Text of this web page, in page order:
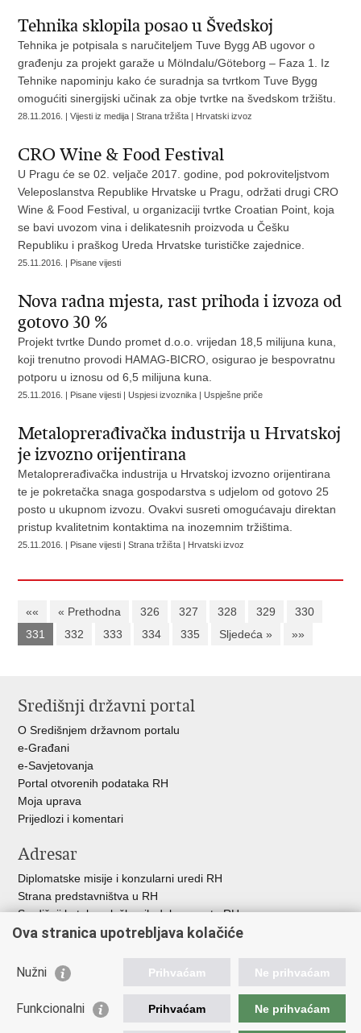
Tehnika sklopila posao u Švedskoj
Tehnika je potpisala s naručiteljem Tuve Bygg AB ugovor o
građenju za projekt garaže u Mölndalu/Göteborg – Faza 1. Iz
Tehnike napominju kako će suradnja sa tvrtkom Tuve Bygg
omogućiti sinergijski učinak za obje tvrtke na švedskom tržištu.
28.11.2016. | Vijesti iz medija | Strana tržišta | Hrvatski izvoz
CRO Wine & Food Festival
U Pragu će se 02. veljače 2017. godine, pod pokroviteljstvom
Veleposlanstva Republike Hrvatske u Pragu, održati drugi CRO
Wine & Food Festival, u organizaciji tvrtke Croatian Point, koja
se bavi uvozom vina i delikatesnih proizvoda u Češku
Republiku i praškog Ureda Hrvatske turističke zajednice.
25.11.2016. | Pisane vijesti
Nova radna mjesta, rast prihoda i izvoza od
gotovo 30 %
Projekt tvrtke Dundo promet d.o.o. vrijedan 18,5 milijuna kuna,
koji trenutno provodi HAMAG-BICRO, osigurao je bespovratnu
potporu u iznosu od 6,5 milijuna kuna.
25.11.2016. | Pisane vijesti | Uspjesi izvoznika | Uspješne priče
Metaloprerađivačka industrija u Hrvatskoj
je izvozno orijentirana
Metaloprerađivačka industrija u Hrvatskoj izvozno orijentirana
te je pokretačka snaga gospodarstva s udjelom od gotovo 25
posto u ukupnom izvozu. Ovakvi susreti omogućavaju direktan
pristup kvalitetnim kontaktima na inozemnim tržištima.
25.11.2016. | Pisane vijesti | Strana tržišta | Hrvatski izvoz
«« « Prethodna 326 327 328 329
330
331
332 333 334 335 Sljedeća » »»
Središnji državni portal
O Središnjem državnom portalu
e-Građani
e-Savjetovanja
Portal otvorenih podataka RH
Moja uprava
Prijedlozi i komentari
Adresar
Diplomatske misije i konzularni uredi RH
Strana predstavništva u RH
Središnji katalog službenih dokumenata RH
Adresar tijela javne vlasti
Besplatni telefoni javne uprave
Korisne poveznice
Ova stranica upotrebljava kolačiće
Nužni Prihvaćam Ne prihvaćam
Funkcionalni Prihvaćam Ne prihvaćam